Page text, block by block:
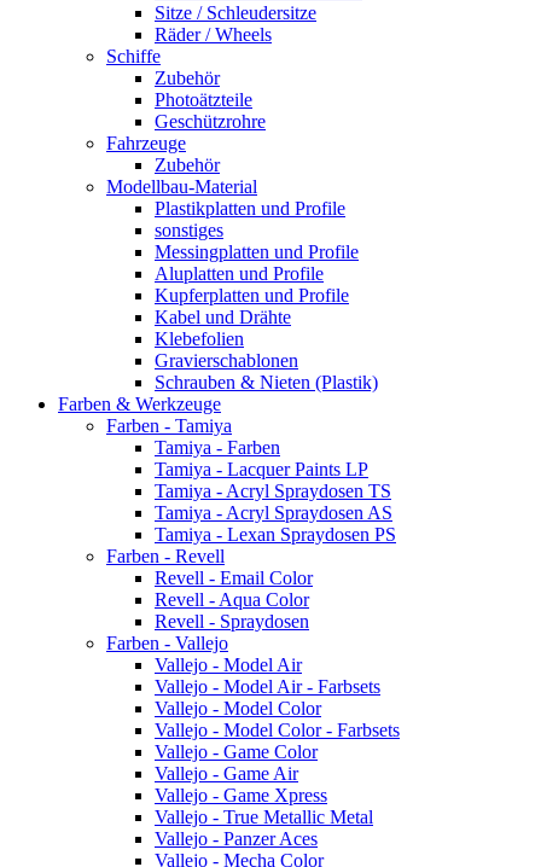
Sitze / Schleudersitze
Räder / Wheels
Schiffe
Zubehör
Photoätzteile
Geschützrohre
Fahrzeuge
Zubehör
Modellbau-Material
Plastikplatten und Profile
sonstiges
Messingplatten und Profile
Aluplatten und Profile
Kupferplatten und Profile
Kabel und Drähte
Klebefolien
Gravierschablonen
Schrauben & Nieten (Plastik)
Farben & Werkzeuge
Farben - Tamiya
Tamiya - Farben
Tamiya - Lacquer Paints LP
Tamiya - Acryl Spraydosen TS
Tamiya - Acryl Spraydosen AS
Tamiya - Lexan Spraydosen PS
Farben - Revell
Revell - Email Color
Revell - Aqua Color
Revell - Spraydosen
Farben - Vallejo
Vallejo - Model Air
Vallejo - Model Air - Farbsets
Vallejo - Model Color
Vallejo - Model Color - Farbsets
Vallejo - Game Color
Vallejo - Game Air
Vallejo - Game Xpress
Vallejo - True Metallic Metal
Vallejo - Panzer Aces
Vallejo - Mecha Color